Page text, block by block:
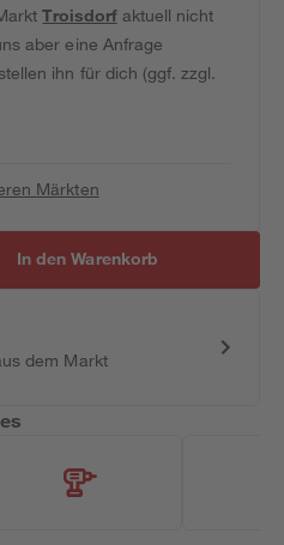
Troisdorfaktuell nicht
aber eine Anfrage
ihn für dich (ggf. zzgl.
Märkten
In den Warenkorb
dem Markt